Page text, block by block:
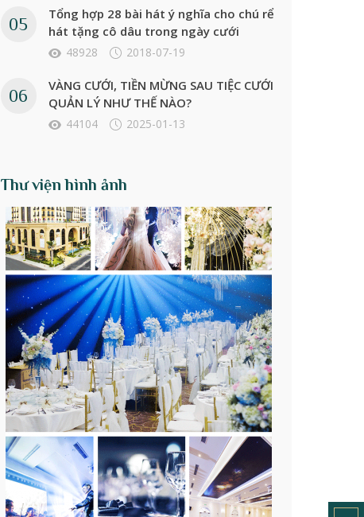
Tổng hợp 28 bài hát ý nghĩa cho chú rể
hát tặng cô dâu trong ngày cưới
48928 2018-07-19
VÀNG CƯỚI, TIỀN MỪNG SAU TIỆC CƯỚI
QUẢN LÝ NHƯ THẾ NÀO?
44104 2025-01-13
Thư viện hình ảnh